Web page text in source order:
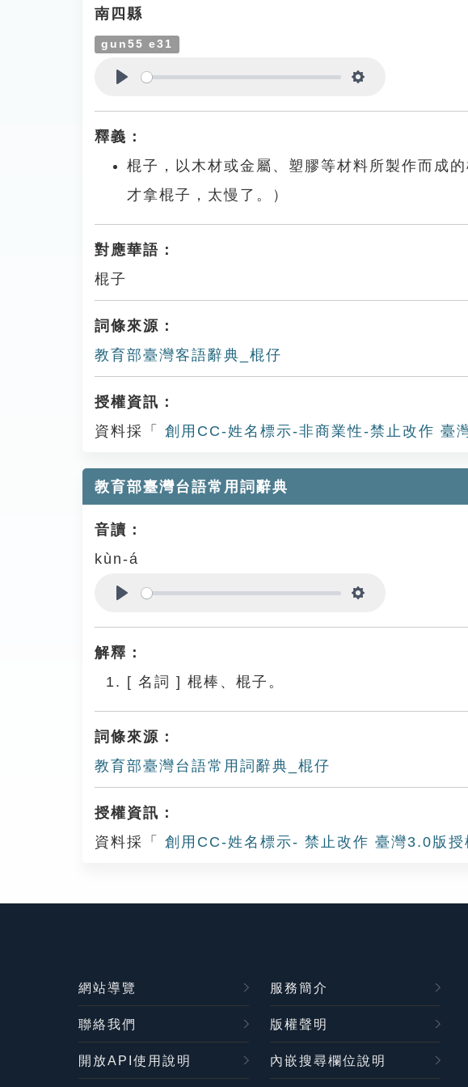
南四縣
gun55 e31
釋義：
棍子，以木材或金屬、塑膠等材料所製作而成
才拿棍子，太慢了。）
對應華語：
棍子
詞條來源：
教育部臺灣客語辭典_棍仔
授權資訊：
資料採「
創用CC-姓名標示-非商業性-禁止改作 臺
教育部臺灣台語常用詞辭典
音讀：
kùn-á
解釋：
[ 名詞 ] 棍棒、棍子。
詞條來源：
教育部臺灣台語常用詞辭典_棍仔
授權資訊：
資料採「
創用CC-姓名標示- 禁止改作 臺灣3.0版授
網站導覽 服務簡介
聯絡我們 版權聲明
開放API使用說明 內嵌搜尋欄位說明